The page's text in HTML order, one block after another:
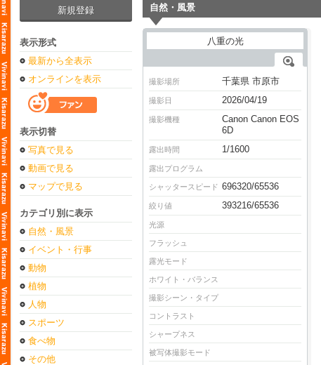
新規登録
表示形式
最新から全表示
オンラインを表示
表示切替
写真で見る
動画で見る
マップで見る
カテゴリ別に表示
自然・風景
イベント・行事
動物
植物
人物
スポーツ
食べ物
その他
自然・風景
撮影場所 千葉県 市原市
撮影日 2026/04/19
撮影機種
Canon Canon EOS
6D
露出時間 1/1600
露出プログラム
シャッタースピード 696320/65536
絞り値 393216/65536
光源
フラッシュ
露光モード
ホワイト・バランス
撮影シーン・タイプ
コントラスト
シャープネス
被写体撮影モード